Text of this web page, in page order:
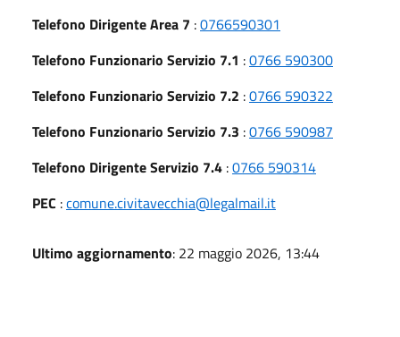
Telefono Dirigente Area 7 :0766590301
Telefono Funzionario Servizio 7.1 :0766 590300
Telefono Funzionario Servizio 7.2 :0766 590322
Telefono Funzionario Servizio 7.3 :0766 590987
Telefono Dirigente Servizio 7.4 :0766 590314
PEC :comune.civitavecchia@legalmail.it
Ultimo aggiornamento: 22 maggio 2026, 13:44